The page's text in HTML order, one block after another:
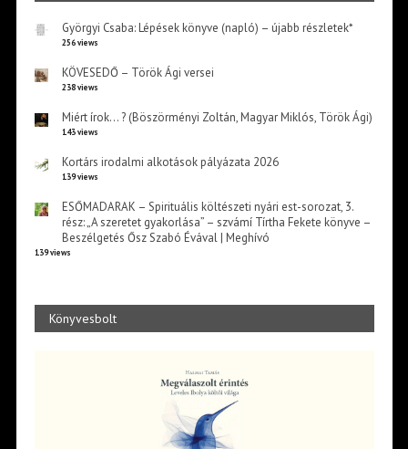
Györgyi Csaba: Lépések könyve (napló) – újabb részletek*
256 views
KÖVESEDŐ – Török Ági versei
238 views
Miért írok… ? (Böszörményi Zoltán, Magyar Miklós, Török Ági)
143 views
Kortárs irodalmi alkotások pályázata 2026
139 views
ESŐMADARAK – Spirituális költészeti nyári est-sorozat, 3.
rész: „A szeretet gyakorlása” – szvámí Tírtha Fekete könyve –
Beszélgetés Ősz Szabó Évával | Meghívó
139 views
Könyvesbolt